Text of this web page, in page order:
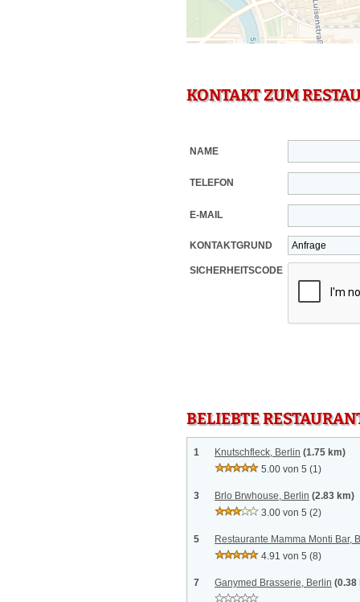
KONTAKT ZUM
NAME
TELEFON
E-MAIL
KONTAKTGRUND
SICHERHEITSCODE
BELIEBTE
1 Knutschfleck, Berlin (1.75 km)
5.00 von 5 (1)
3 Brlo Brwhouse, Berlin (2.83 km)
3.00 von 5 (2)
5
Restaurante Mamma Monti Bar,
4.91 von 5 (8)
7 Ganymed Brasserie, Berlin (0.38